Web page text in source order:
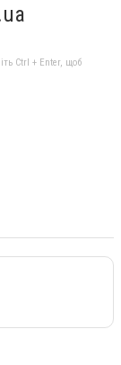
Ctrl + Enter, щоб